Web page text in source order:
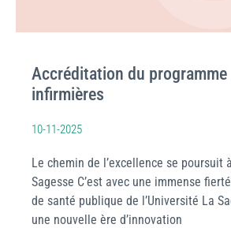
Accréditation du programme
infirmières
10-11-2025
Le chemin de l’excellence se poursuit
Sagesse C’est avec une immense
de santé publique de l’Université La
une nouvelle ère d’innovation